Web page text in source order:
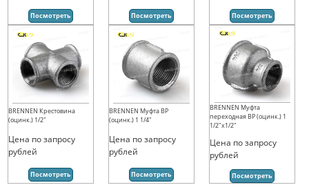
Посмотреть Посмотреть Посмотреть
BRENNEN Крестовина
(оцинк.) 1/2"
Цена по запросу
рублей
Посмотреть
BRENNEN Муфта ВР
(оцинк.) 1 1/4"
Цена по запросу
рублей
Посмотреть
BRENNEN Муфта
переходная ВР (оцинк.) 1
1/2"х1/2"
Цена по запросу
рублей
Посмотреть